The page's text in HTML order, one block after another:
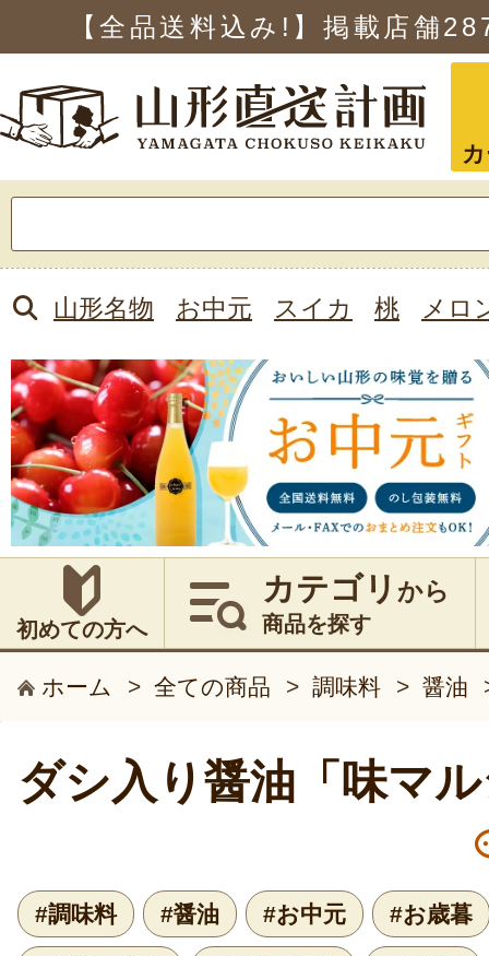
【全品送料込み!】掲載店舗
索:
山形名物 お中元 スイカ 桃 メロ
初めての方へ
カテゴリ から
商品を探す
ホーム > 全ての商品 > 調味料 > 醤油
ダシ入り醤油「味マ
#調味料 #醤油 #お中元 #お歳暮